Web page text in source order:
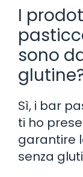
I
sono
Sì, i bar
ti ho
garantire
senza